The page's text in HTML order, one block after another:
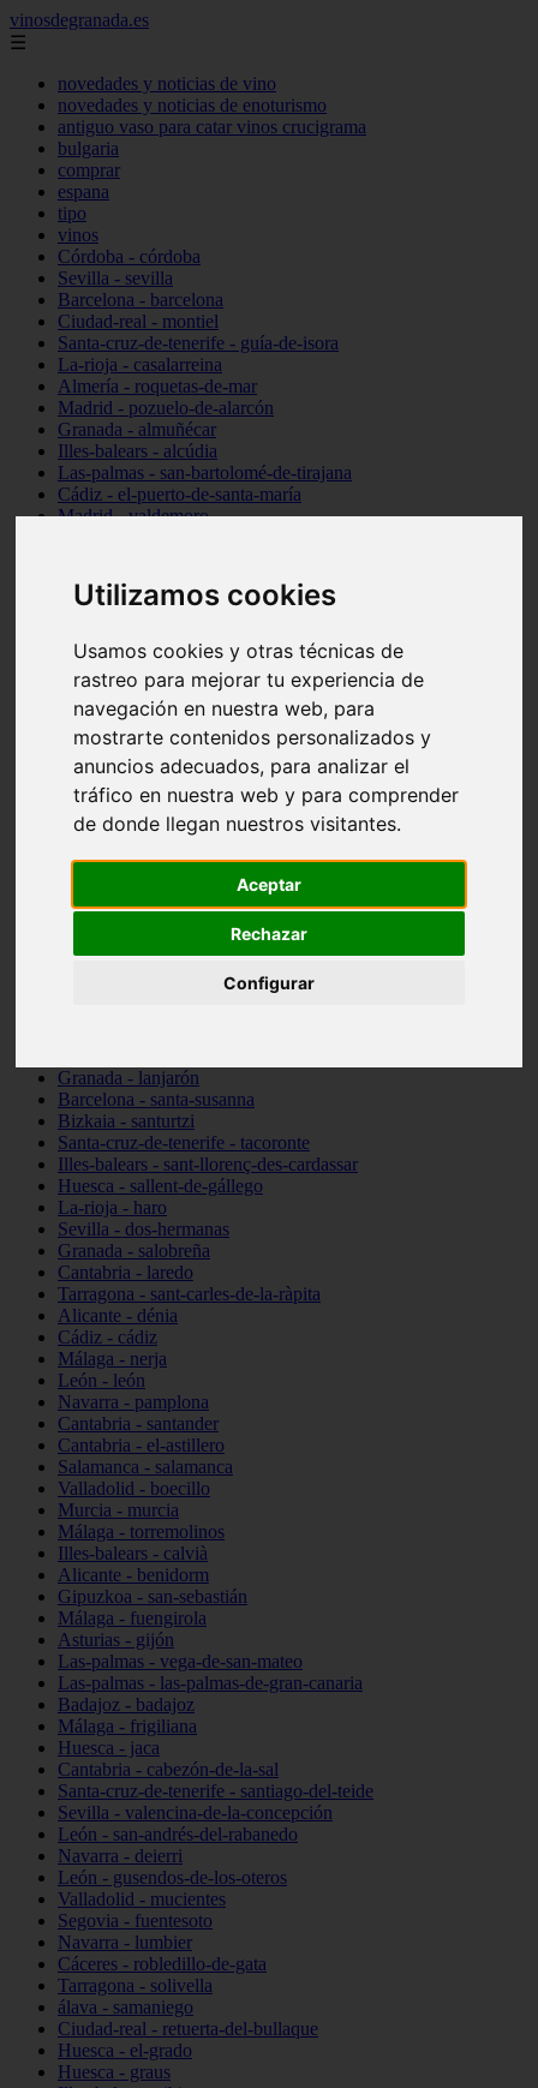
Utilizamos cookies
Usamos cookies y otras técnicas de
rastreo para mejorar tu experiencia de
navegación en nuestra web, para
mostrarte contenidos personalizados y
anuncios adecuados, para analizar el
tráfico en nuestra web y para comprender
de donde llegan nuestros visitantes.
Aceptar
Rechazar
Configurar
vinosdegranada.es
☰
novedades y noticias de vino
novedades y noticias de enoturismo
antiguo vaso para catar vinos crucigrama
bulgaria
comprar
espana
tipo
vinos
Córdoba - córdoba
Sevilla - sevilla
Barcelona - barcelona
Ciudad-real - montiel
Santa-cruz-de-tenerife - guía-de-isora
La-rioja - casalarreina
Almería - roquetas-de-mar
Madrid - pozuelo-de-alarcón
Granada - almuñécar
Illes-balears - alcúdia
Las-palmas - san-bartolomé-de-tirajana
Cádiz - el-puerto-de-santa-maría
Madrid - valdemoro
Cantabria - suances
Sevilla - bormujos
Málaga - júzcar
Huesca - alquézar
Huesca - castejón-de-sos
Lleida - alt-àneu
Córdoba - almedinilla
Navarra - zangoza
Cantabria - arenas-de-iguña
Barcelona - la-pobla-de-lillet
Murcia - cartagena
Madrid - nuevo-baztán
Granada - lanjarón
Barcelona - santa-susanna
Bizkaia - santurtzi
Santa-cruz-de-tenerife - tacoronte
Illes-balears - sant-llorenç-des-cardassar
Huesca - sallent-de-gállego
La-rioja - haro
Sevilla - dos-hermanas
Granada - salobreña
Cantabria - laredo
Tarragona - sant-carles-de-la-ràpita
Alicante - dénia
Cádiz - cádiz
Málaga - nerja
León - león
Navarra - pamplona
Cantabria - santander
Cantabria - el-astillero
Salamanca - salamanca
Valladolid - boecillo
Murcia - murcia
Málaga - torremolinos
Illes-balears - calvià
Alicante - benidorm
Gipuzkoa - san-sebastián
Málaga - fuengirola
Asturias - gijón
Las-palmas - vega-de-san-mateo
Las-palmas - las-palmas-de-gran-canaria
Badajoz - badajoz
Málaga - frigiliana
Huesca - jaca
Cantabria - cabezón-de-la-sal
Santa-cruz-de-tenerife - santiago-del-teide
Sevilla - valencina-de-la-concepción
León - san-andrés-del-rabanedo
Navarra - deierri
León - gusendos-de-los-oteros
Valladolid - mucientes
Segovia - fuentesoto
Navarra - lumbier
Cáceres - robledillo-de-gata
Tarragona - solivella
álava - samaniego
Ciudad-real - retuerta-del-bullaque
Huesca - el-grado
Huesca - graus